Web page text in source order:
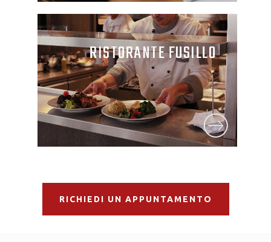
RISTORANTE FUSILLO
RICHIEDI UN APPUNTAMENTO